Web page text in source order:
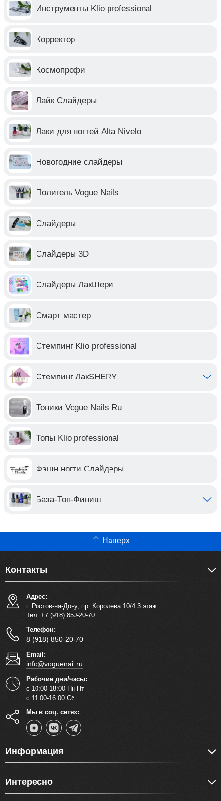
Инструменты Klio professional
Корректор
Космопрофи
Лайк Слайдеры
Лаки для ногтей Alta Nivelo
Новогодние слайдеры
Полигель Vogue Nails
Слайдеры
Слайдеры 3D
Слайдеры ЛакШери
Смарт мастер
Стемпинг Klio professional
Стемпинг ЛакSHERY
Тоники Vogue Nails Ru
Топы Klio professional
Фэшн ногти Слайдеры
База-Топ-Финиш
Наверх
Контакты
Адрес:
г. Ростов-на-Дону, пр. Королева 10/4 3 этаж
Тел. +7 (918) 850-20-70
Телефон:
8 (918) 850-20-70
Email:
info@voguenail.ru
Рабочие дни/часы:
с 10:00-18:00 Пн-Пт
с 11:00-16:00 Сб
Мы в соц. сетях:
Информация
Интересно